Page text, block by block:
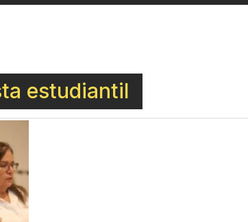
estudiantil